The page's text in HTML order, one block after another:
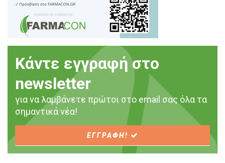
Κάντε εγγραφή στο
newsletter
για να λαμβάνετε πρώτοι στο email σας όλα τα
σημαντικά νέα!
ΕΓΓΡΑΦΗ!